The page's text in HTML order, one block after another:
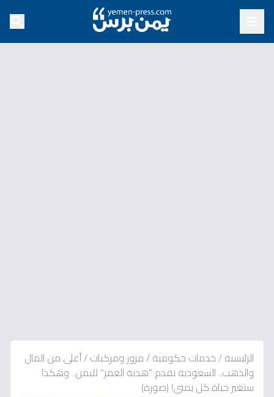
الرئيسية/خدمات حكومية/مرور ومركبات/أغلى من المال
والذهب.. السعودية تقدم "هدية العمر" لليمن.. وهكذا
ستغير حياة كل يمني! (صورة)